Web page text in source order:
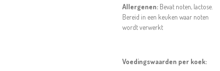
Allergenen: Bevat noten, lactose.
Bereid in een keuken waar noten
wordt verwerkt
Voedingswaarden per koek: